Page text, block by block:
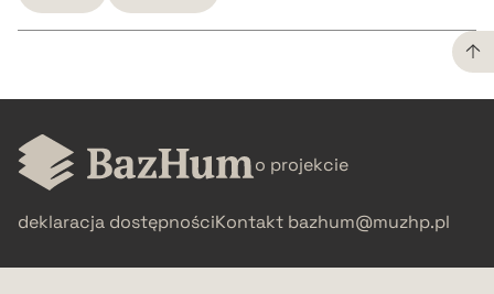
CZYSTY TEKST
pobierz cytat
BIBTEX
o projekcie
deklaracja dostępnościKontakt bazhum@muzhp.pl